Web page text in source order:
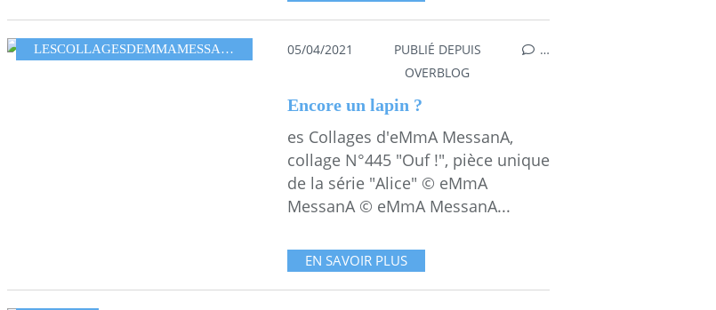
LESCOLLAGESDEMMAMESSANA SÉRIE ALICE
05/04/2021
PUBLIÉ DEPUIS
OVERBLOG
…
Encore un lapin ?
es Collages d'eMmA MessanA,
collage N°445 "Ouf !", pièce unique
de la série "Alice" © eMmA
MessanA © eMmA MessanA...
EN SAVOIR PLUS